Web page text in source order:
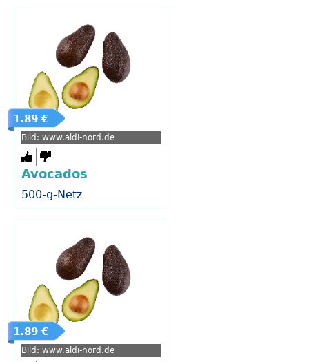
1.89 €
Bild: www.aldi-nord.de
Avocados
500-g-Netz
1.89 €
Bild: www.aldi-nord.de